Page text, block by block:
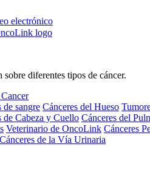
electrónico
diferentes tipos de cáncer.
de sangre Cánceres del Hueso
de Cabeza y Cuello Cánceres del
Veterinario de OncoLink Cánceres
Cánceres de la Vía Urinaria